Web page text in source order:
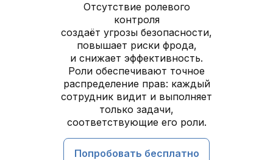
Отсутствие ролевого
контроля
создаёт угрозы безопасности,
повышает риски фрода,
и снижает эффективность.
Роли обеспечивают точное
распределение прав: каждый
сотрудник видит и выполняет
только задачи,
соответствующие его роли.
Попробовать бесплатно